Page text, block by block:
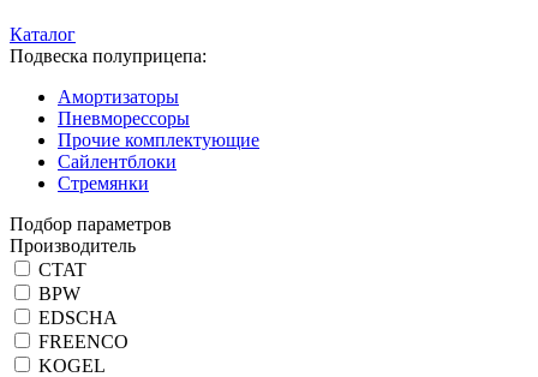
Каталог
Подвеска полуприцепа:
Амортизаторы
Пневморессоры
Прочие комплектующие
Сайлентблоки
Стремянки
Подбор параметров
Производитель
CTAT
BPW
EDSCHA
FREENCO
KOGEL